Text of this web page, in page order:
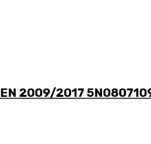
2009/2017